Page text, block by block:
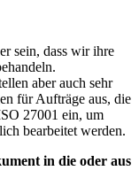
sein, dass wir ihre
aber auch sehr
für Aufträge aus, die
27001 ein, um
bearbeitet werden.
in die oder aus